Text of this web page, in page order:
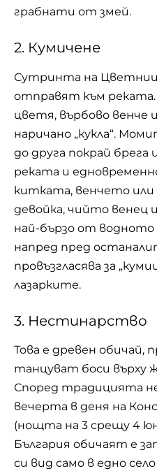
грабнати от змей.
2. Кумичене
Сутринта на
отправят към
цветя, върбово венче
наричано „кукла“.
до друга покрай брега
реката и
китката, венчето или
девойка, чийто венец
най-бързо от водното
напред пред
провъзгласява за
лазарките.
3. Нестинарство
Това е древен обичай,
танцуват боси върху
Според традицията
вечерта в деня на
(нощта на 3 срещу 4
България обичаят е
си вид само в едно